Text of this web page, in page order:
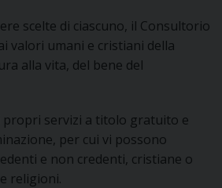
scelte di ciascuno, il Consultorio
valori umani e cristiani della
alla vita, del bene del
servizi a titolo gratuito e
per cui vi possono
e non credenti, cristiane o
religioni.